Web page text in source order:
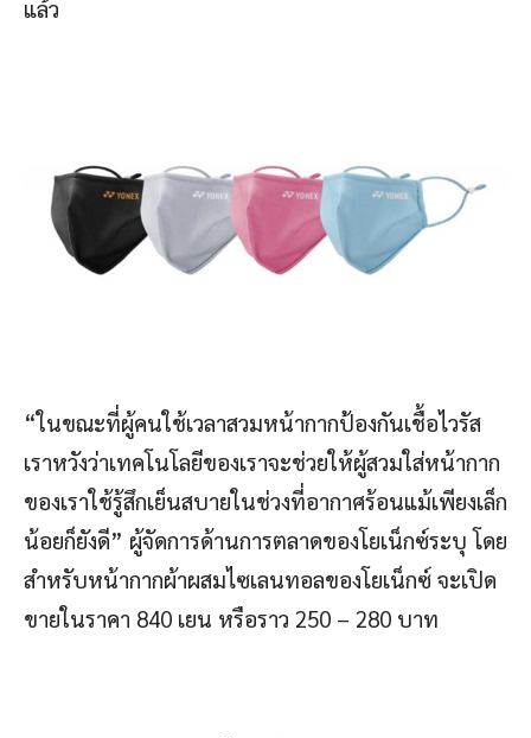
แล้ว
“ในขณะที่ผู้คนใช้เวลาสวมหน้ากากป้องกันเชื้อไวรัส
เราหวังว่าเทคโนโลยีของเราจะช่วยให้ผู้สวมใส่หน้ากาก
ของเราใช้รู้สึกเย็นสบายในช่วงที่อากาศร้อนแม้เพียงเล็ก
น้อยก็ยังดี” ผู้จัดการด้านการตลาดของโยเน็กซ์ระบุ โดย
สำหรับหน้ากากผ้าผสมไซเลนทอลของโยเน็กซ์ จะเปิด
ขายในราคา 840 เยน หรือราว 250 – 280 บาท